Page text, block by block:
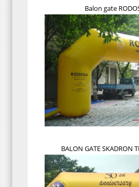
Balon gate
BALON GATE SKADRON